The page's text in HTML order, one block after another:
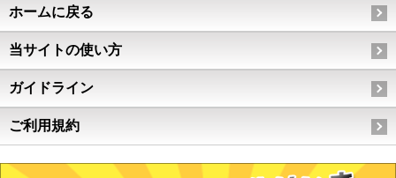
ホームに戻る
当サイトの使い方
ガイドライン
ご利用規約